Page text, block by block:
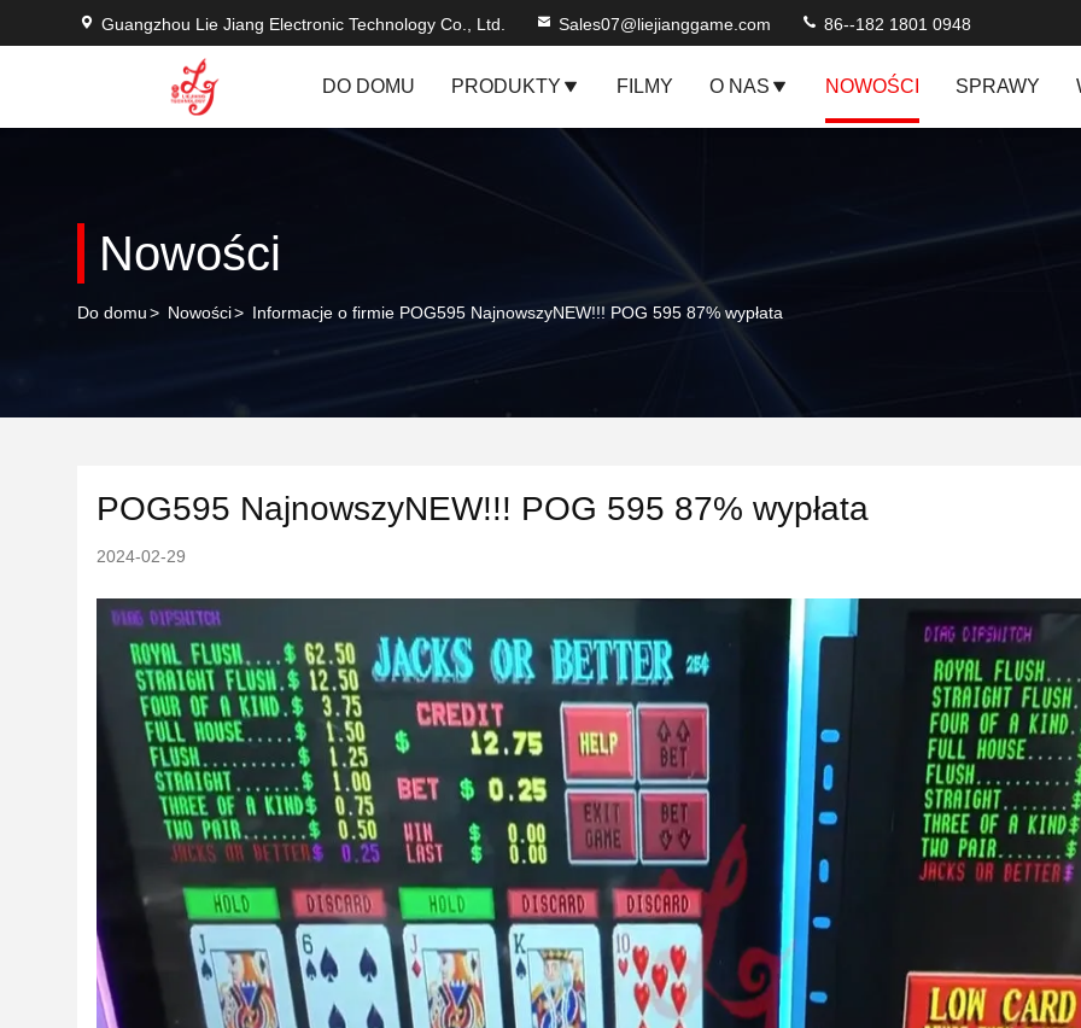
Guangzhou Lie Jiang Electronic Technology Co., Ltd. Sales07@liejianggame.com 86--182 1801 0948
DO DOMU PRODUKTY FILMY O NAS NOWOŚCI SPRAWY
Nowości
Do domu> Nowości> Informacje o firmie POG595 NajnowszyNEW!!! POG 595 87% wypłata
POG595 NajnowszyNEW!!! POG 595 87% wypłata
2024-02-29